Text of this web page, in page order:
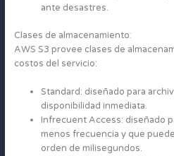
ante desastres.
Clases de almacenamiento:
AWS S3 provee clases de
costos del servicio:
Standard: diseñado para
disponibilidad inmediata.
Infrecuent Access: diseñado
menos frecuencia y que
orden de milisegundos.